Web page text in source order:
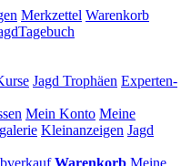
Merkzettel Warenkorb
Jagd Trophäen Experten-
Mein Konto Meine
Kleinanzeigen Jagd
Warenkorb Meine